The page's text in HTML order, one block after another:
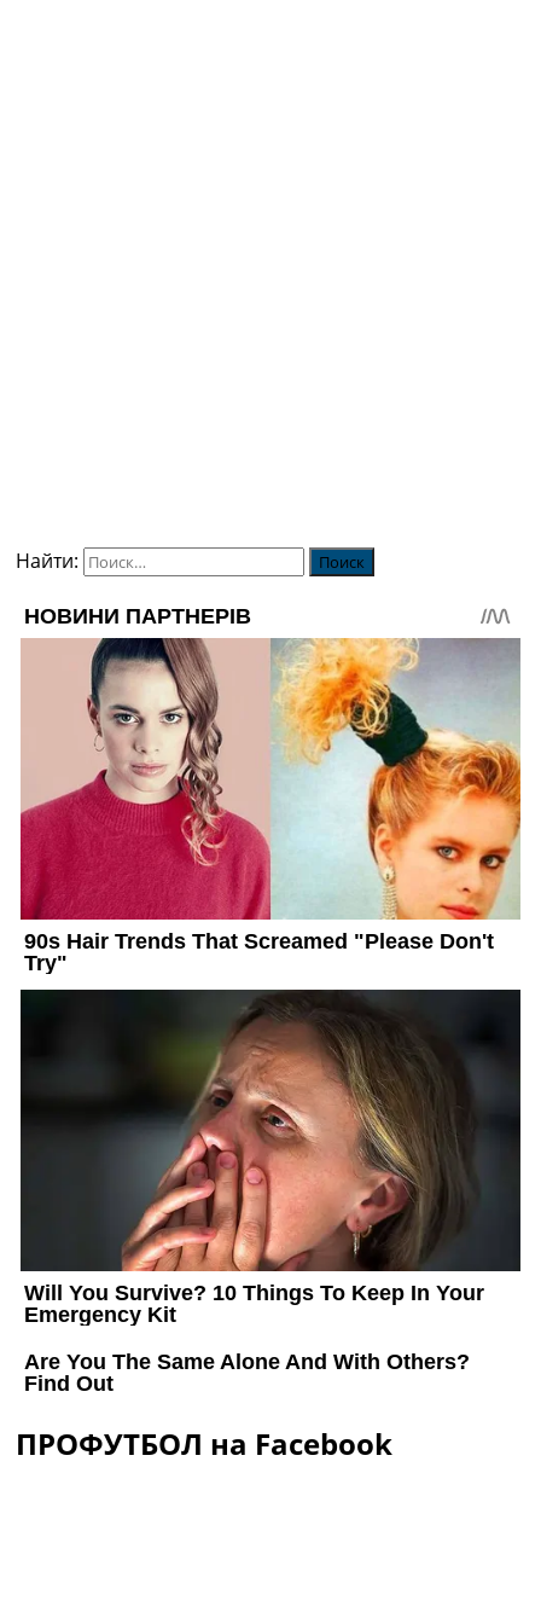
Найти:
ПРОФУТБОЛ на Facebook